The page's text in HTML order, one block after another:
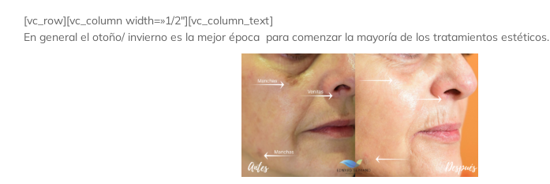
[vc_row][vc_column width=»1/2″][vc_column_text]
En general el otoño/ invierno es la mejor época para comenzar la mayoría de los tratamientos estéticos.